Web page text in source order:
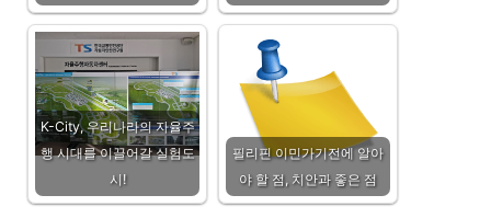
K-City, 우리나라의 자율주
행 시대를 이끌어갈 실험도
시!
필리핀 이민가기전에 알아
야 할 점, 치안과 좋은 점